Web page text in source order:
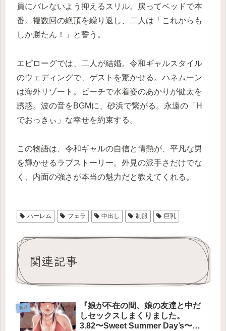
員にバレないよう抑えるスリル。戻ってベッドで本
番。複数回の絶頂を繰り返し、二人は「これからも
しか勝たん！」と誓う。
エピローグでは、二人が結婚。令和ギャルスタイル
のウェディングで、ゲストを驚かせる。ハネムーン
は海外リゾート。ビーチで水着姿のあかりが健太を
誘惑。波の音をBGMに、砂浜で繋がる。永遠の「H
でおっきぃ」な幸せを約束する。
この物語は、令和ギャルの自信と情熱が、平凡な男
を輝かせるラブストーリー。外見の派手さだけでな
く、内面の強さが本当の魅力だと教えてくれる。
ハーレム フェラ 中出し 制服 巨乳
関連記事
新刊
『娘が不在の間、娘の友達と中だ
しセックスしまくりました。
3.82〜Sweet Summer Day’s〜』